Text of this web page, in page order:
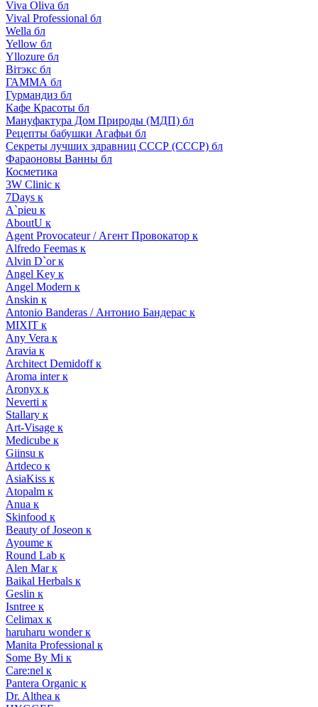
Viva Oliva бл
Vival Professional бл
Wella бл
Yellow бл
Yllozure бл
Вiтэкс бл
ГАММА бл
Гурмандиз бл
Кафе Красоты бл
Мануфактура Дом Природы (МДП) бл
Рецепты бабушки Агафьи бл
Секреты лучших здравниц СССР (СССР) бл
Фараоновы Ванны бл
Косметика
3W Clinic к
7Days к
A`pieu к
AboutU к
Agent Provocateur / Агент Провокатор к
Alfredo Feemas к
Alvin D`or к
Angel Key к
Angel Modern к
Anskin к
Antonio Banderas / Антонио Бандерас к
MIXIT к
Any Vera к
Aravia к
Architect Demidoff к
Aroma inter к
Aronyx к
Neverti к
Stallary к
Art-Visage к
Medicube к
Giinsu к
Artdeco к
AsiaKiss к
Atopalm к
Anua к
Skinfood к
Beauty of Joseon к
Ayoume к
Round Lab к
Alen Mar к
Baikal Herbals к
Geslin к
Isntree к
Celimax к
haruharu wonder к
Manita Professional к
Some By Mi к
Care:nel к
Pantera Organic к
Dr. Althea к